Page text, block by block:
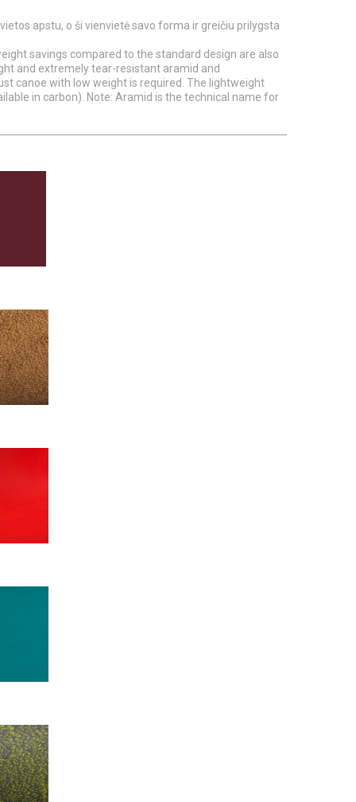
apstu, o ši vienvietė savo forma ir greičiu prilygsta
savings compared to the standard design are also
and extremely tear-resistant aramid and
canoe with low weight is required. The lightweight
in carbon). Note: Aramid is the technical name for